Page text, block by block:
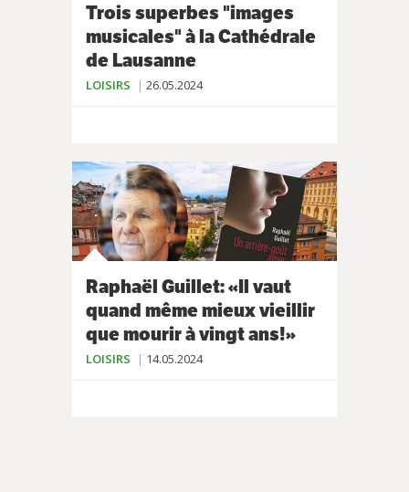
Trois superbes "images
musicales" à la Cathédrale
de Lausanne
LOISIRS 26.05.2024
Raphaël Guillet: «Il vaut
quand même mieux vieillir
que mourir à vingt ans!»
LOISIRS 14.05.2024